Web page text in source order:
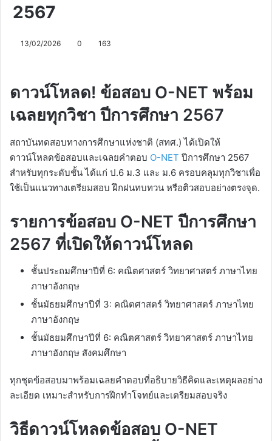
2567
13/02/2026 0 163
ดาวน์โหลด! ข้อสอบ O-NET พร้อม
เฉลยทุกวิชา ปีการศึกษา 2567
สถาบันทดสอบทางการศึกษาแห่งชาติ (สทศ.) ได้เปิดให้
ดาวน์โหลดข้อสอบและเฉลยคำตอบ O-NET ปีการศึกษา 2567
สำหรับทุกระดับชั้น ได้แก่ ป.6 ม.3 และ ม.6 ครอบคลุมทุกวิชาเพื่อ
ใช้เป็นแนวทางเตรียมสอบ ฝึกฝนทบทวน หรือติวสอบอย่างตรงจุด.
รายการข้อสอบ O-NET ปีการศึกษา
2567 ที่เปิดให้ดาวน์โหลด
ชั้นประถมศึกษาปีที่ 6: คณิตศาสตร์ วิทยาศาสตร์ ภาษาไทย
ภาษาอังกฤษ
ชั้นมัธยมศึกษาปีที่ 3: คณิตศาสตร์ วิทยาศาสตร์ ภาษาไทย
ภาษาอังกฤษ
ชั้นมัธยมศึกษาปีที่ 6: คณิตศาสตร์ วิทยาศาสตร์ ภาษาไทย
ภาษาอังกฤษ สังคมศึกษา
ทุกชุดข้อสอบมาพร้อมเฉลยคำตอบที่อธิบายวิธีคิดและเหตุผลอย่าง
ละเอียด เหมาะสำหรับการฝึกทำโจทย์และเตรียมสอบจริง
วิธีดาวน์โหลดข้อสอบ O-NET